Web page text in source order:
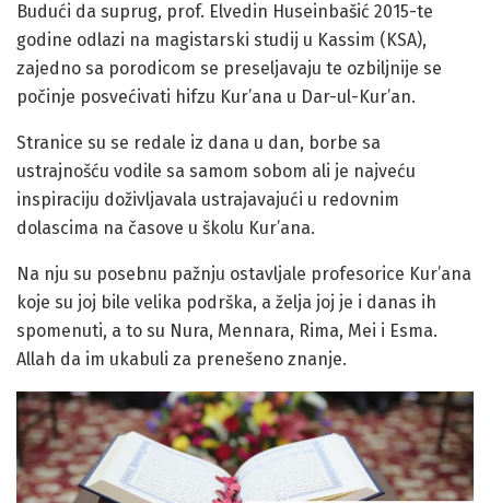
Budući da suprug, prof. Elvedin Huseinbašić 2015-te
godine odlazi na magistarski studij u Kassim (KSA),
zajedno sa porodicom se preseljavaju te ozbiljnije se
počinje posvećivati hifzu Kur’ana u Dar-ul-Kur’an.
Stranice su se redale iz dana u dan, borbe sa
ustrajnošću vodile sa samom sobom ali je najveću
inspiraciju doživljavala ustrajavajući u redovnim
dolascima na časove u školu Kur’ana.
Na nju su posebnu pažnju ostavljale profesorice Kur’ana
koje su joj bile velika podrška, a želja joj je i danas ih
spomenuti, a to su Nura, Mennara, Rima, Mei i Esma.
Allah da im ukabuli za prenešeno znanje.